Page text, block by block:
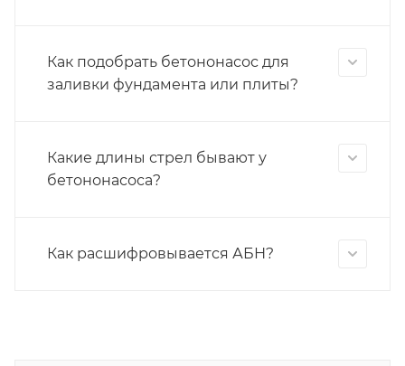
Как подобрать бетононасос для
заливки фундамента или плиты?
Какие длины стрел бывают у
бетононасоса?
Как расшифровывается АБН?